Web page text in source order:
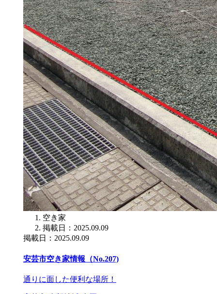
空き家
掲載日：2025.09.09
掲載日：2025.09.09
安芸市空き家情報（No.207)
通りに面した便利な場所！